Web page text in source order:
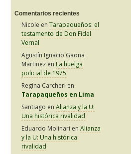
Comentarios recientes
Nicole enTarapaqueños: el
testamento de Don Fidel
Vernal
Agustín Ignacio Gaona
Martinez en La huelga
policial de 1975
Regina Carcheri en
Tarapaqueños en Lima
Santiago enAlianza y la U:
Una histórica rivalidad
Eduardo Molinari enAlianza
y la U: Una histórica
rivalidad